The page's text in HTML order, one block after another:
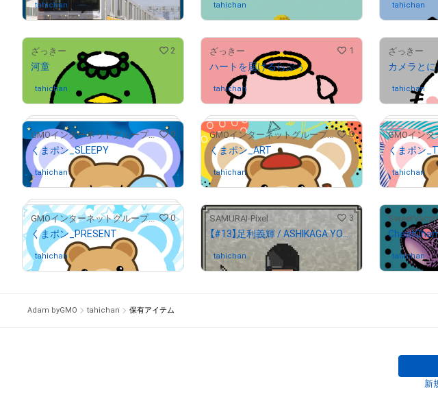
tahichan さんが保有中 tahichan tahichan さ
ざっきー 2
河童
tahichan さんが保有中
ざっきー 1
ハートを届けるらぶぅ
tahichan
ざっきー
カメラと
tahichan
GMOインターネットグループ公式キャラクター「くまポン」 0
くまポン_SLEEPY
tahichan さんが保有中
GMOインターネットグループ公式キャラクター「くまポン」 0
くまポン_ART
tahichan さんが保有中
くまポン
tahichan さ
GMOインターネットグループ公式キャラクター「くまポン」 0
くまポン_PRESENT
tahichan さんが保有中
SAMURAI-Pixel 3
【#13】足利義輝 / ASHIKAGA YOSHITERU
tahichan さんが保有中 tahichan さ
Adam byGMO tahichan 保有アイテム
新